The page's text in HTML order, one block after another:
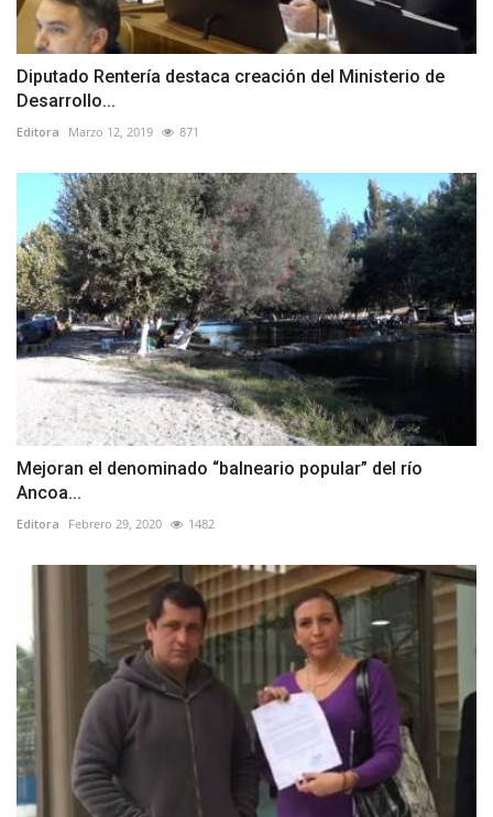
Diputado Rentería destaca creación del Ministerio de
Desarrollo...
Editora Marzo 12, 2019 871
Mejoran el denominado “balneario popular” del río
Ancoa...
Editora Febrero 29, 2020 1482